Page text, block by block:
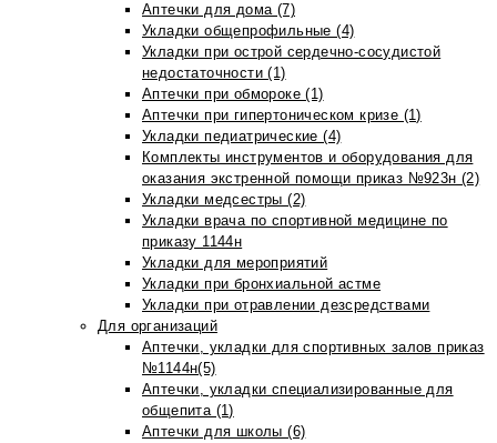
Аптечки для дома (7)
Укладки общепрофильные (4)
Укладки при острой сердечно-сосудистой
недостаточности (1)
Аптечки при обмороке (1)
Аптечки при гипертоническом кризе (1)
Укладки педиатрические (4)
Комплекты инструментов и оборудования для
оказания экстренной помощи приказ №923н (2)
Укладки медсестры (2)
Укладки врача по спортивной медицине по
приказу 1144н
Укладки для мероприятий
Укладки при бронхиальной астме
Укладки при отравлении дезсредствами
Для организаций
Аптечки, укладки для спортивных залов приказ
№1144н(5)
Аптечки, укладки специализированные для
общепита (1)
Аптечки для школы (6)